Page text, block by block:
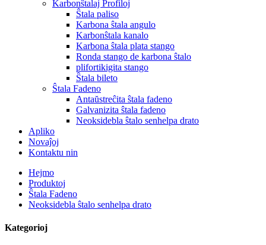
Karbonŝtalaj Profiloj
Ŝtala paliso
Karbona ŝtala angulo
Karbonŝtala kanalo
Karbona ŝtala plata stango
Ronda stango de karbona ŝtalo
plifortikigita stango
Ŝtala bileto
Ŝtala Fadeno
Antaŭstreĉita ŝtala fadeno
Galvanizita ŝtala fadeno
Neoksidebla ŝtalo senhelpa drato
Apliko
Novaĵoj
Kontaktu nin
Hejmo
Produktoj
Ŝtala Fadeno
Neoksidebla ŝtalo senhelpa drato
Kategorioj